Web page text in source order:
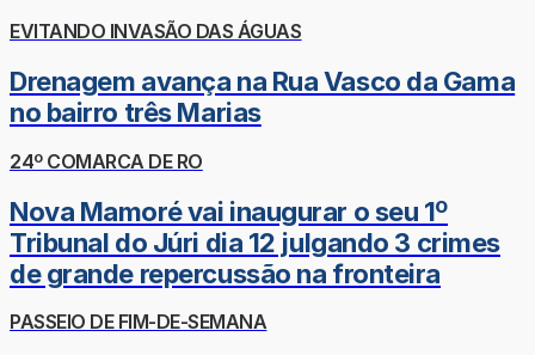
EVITANDO INVASÃO DAS ÁGUAS
Drenagem avança na Rua Vasco da Gama
no bairro três Marias
24º COMARCA DE RO
Nova Mamoré vai inaugurar o seu 1º
Tribunal do Júri dia 12 julgando 3 crimes
de grande repercussão na fronteira
PASSEIO DE FIM-DE-SEMANA